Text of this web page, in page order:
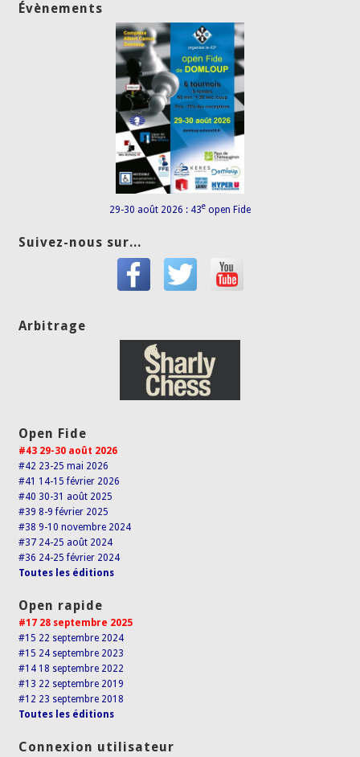
Évènements
29-30 août 2026 : 43e open Fide
Suivez-nous sur...
Arbitrage
Open Fide
#43 29-30 août 2026
#42 23-25 mai 2026
#41 14-15 février 2026
#40 30-31 août 2025
#39 8-9 février 2025
#38 9-10 novembre 2024
#37 24-25 août 2024
#36 24-25 février 2024
Toutes les éditions
Open rapide
#17 28 septembre 2025
#15 22 septembre 2024
#15 24 septembre 2023
#14 18 septembre 2022
#13 22 septembre 2019
#12 23 septembre 2018
Toutes les éditions
Connexion utilisateur